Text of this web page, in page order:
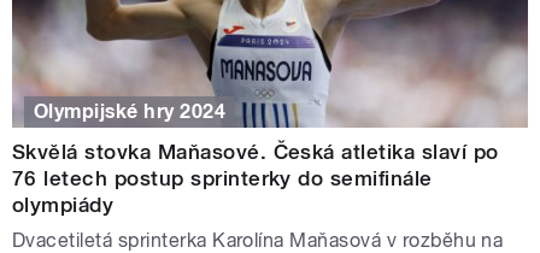
Olympijské hry 2024
Skvělá stovka Maňasové. Česká atletika slaví po
76 letech postup sprinterky do semifinále
olympiády
Dvacetiletá sprinterka Karolína Maňasová v rozběhu na